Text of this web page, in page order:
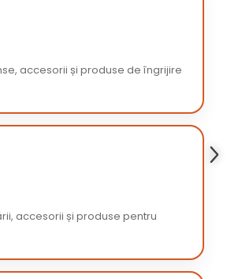
accesorii și produse de îngrijire
accesorii și produse pentru